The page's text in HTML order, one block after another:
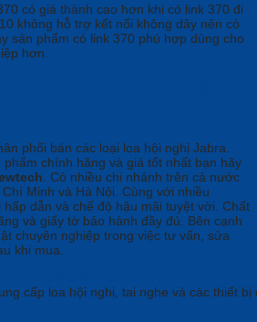
có giá thành cao hơn khi có link 370 đi
không hỗ trợ kết nối không dây nên có
sản phẩm có link 370 phù hợp dùng cho
hơn.
phối bán các loại loa hội nghị Jabra.
chính hãng và giá tốt nhất bạn hãy
. Có nhiều chi nhánh trên cả nước
Minh và Hà Nội. Cùng với nhiều
dẫn và chế độ hậu mãi tuyệt vời. Chất
và giấy tờ bảo hành đầy đủ. Bên cạnh
chuyên nghiệp trong việc tư vấn, sửa
khi mua.
cấp loa hội nghị, tai nghe và các thiết